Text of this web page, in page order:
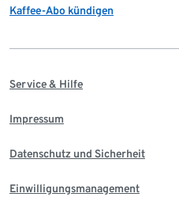
Kaffee-Abo kündigen
Service & Hilfe
Impressum
Datenschutz und Sicherheit
Einwilligungsmanagement